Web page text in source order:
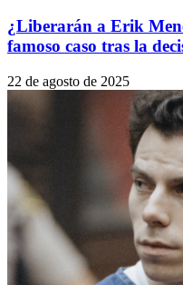
¿Liberarán a Erik
famoso caso tras la
22 de agosto de 2025